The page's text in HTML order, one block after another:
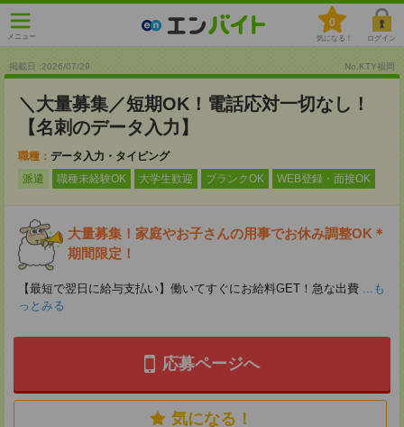
メニュー
0
気になる！ ログイン
掲載日 :2026/07/29 No.KTY福岡
＼大量募集／短期OK！電話応対一切なし！
【名刺のデータ入力】
職種： データ入力・タイピング
派遣
職種未経験OK 大学生歓迎 ブランクOK WEB登録・面接OK
大量募集！家庭やお子さんの用事でお休み調整OK＊
期間限定！
【最短で翌日に給与支払い】働いてすぐにお給料GET！急な出費 ...も
っとみる
応募ページへ
気になる！